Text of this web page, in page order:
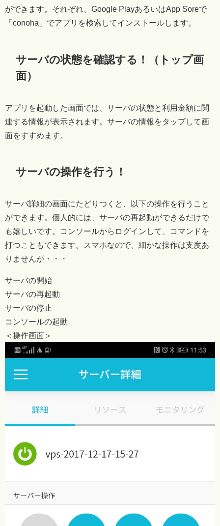
ができます。それぞれ、Google PlayあるいはApp Soreで
「conoha」でアプリを検索してインストールします。
サーバの状態を確認する！（トップ画
面）
アプリを起動した画面では、サーバの状態と利用金額に関
連する情報が表示されます。サーバの情報をタップして画
面をすすめます。
サーバの操作を行う！
サーバ詳細の画面にたどりつくと、以下の操作を行うこと
ができます。個人的には、サーバの再起動ができるだけで
も嬉しいです。コンソールからログインして、コマンドを
打つこともできます。スマホなので、細かな操作は支度あ
りませんが・・・
サーバの開始
サーバの再起動
サーバの停止
コンソールの起動
＜操作画面＞